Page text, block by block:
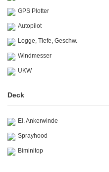
GPS Plotter
Autopilot
Logge, Tiefe, Geschw.
Windmesser
UKW
Deck
El. Ankerwinde
Sprayhood
Biminitop